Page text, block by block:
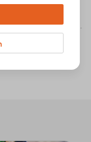
Sie
mit Menschen.
kassiert,
Sauberkeit im
zu sehen,